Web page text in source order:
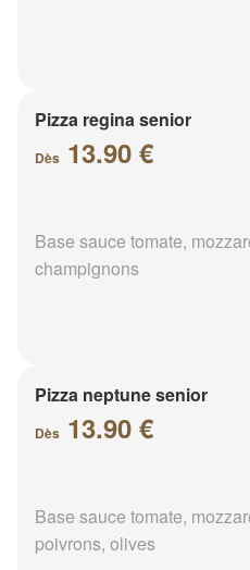
Pizza regina senior
Dès 13.90 €
Base sauce tomate,
champignons
Pizza neptune senior
Dès 13.90 €
Base sauce tomate,
poivrons, olives